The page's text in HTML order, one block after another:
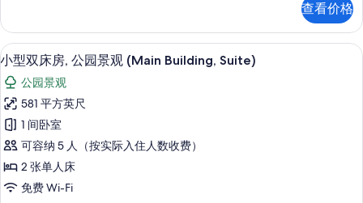
观
(Main
Building)
的
所
有
照
片
房,
公
园
景
观
(Main
Building)
更
多
信
息
查看价格
显
示
小
型
双
床
房,
小型双床房, 公园景观 (Main Building,
8
小型双床房, 公园景观 (Main Building, Suite)
公园景观
581 平方英尺
1 间卧室
可容纳 5 人（按实际入住人数收费）
2 张单人床
免费 Wi-Fi